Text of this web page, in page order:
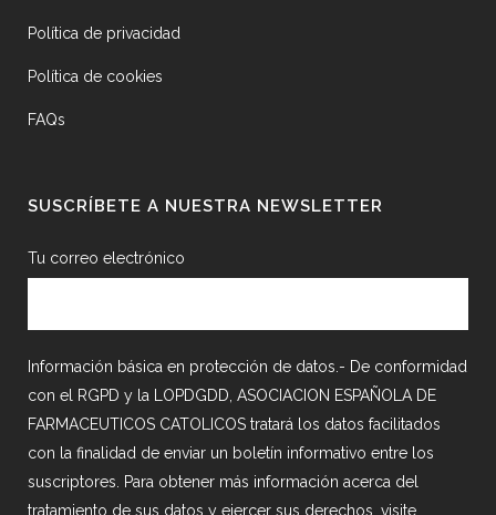
Política de privacidad
Política de cookies
FAQs
SUSCRÍBETE A NUESTRA NEWSLETTER
Tu correo electrónico
Información básica en protección de datos.- De conformidad
con el RGPD y la LOPDGDD, ASOCIACION ESPAÑOLA DE
FARMACEUTICOS CATOLICOS tratará los datos facilitados
con la finalidad de enviar un boletín informativo entre los
suscriptores. Para obtener más información acerca del
tratamiento de sus datos y ejercer sus derechos, visite